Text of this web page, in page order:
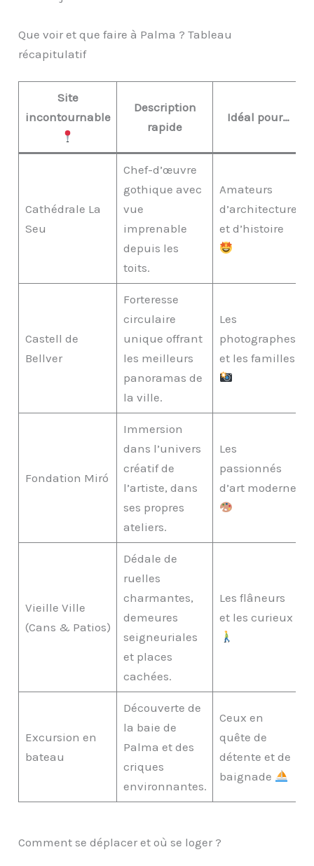
Que voir et que faire à Palma ? Tableau
récapitulatif
Site
incontournable
Description
rapide
Idéal pour…
Cathédrale La
Seu
Chef-d’œuvre
gothique avec
vue
imprenable
depuis les
toits.
Amateurs
d’architecture
et d’histoire
Castell de
Bellver
Forteresse
circulaire
unique offrant
les meilleurs
panoramas de
la ville.
Les
photographes
et les familles
Fondation Miró
Immersion
dans l’univers
créatif de
l’artiste, dans
ses propres
ateliers.
Les
passionnés
d’art moderne
Vieille Ville
(Cans & Patios)
Dédale de
ruelles
charmantes,
demeures
seigneuriales
et places
cachées.
Les flâneurs
et les curieux
Excursion en
bateau
Découverte de
la baie de
Palma et des
criques
environnantes.
Ceux en
quête de
détente et de
baignade
Comment se déplacer et où se loger ?